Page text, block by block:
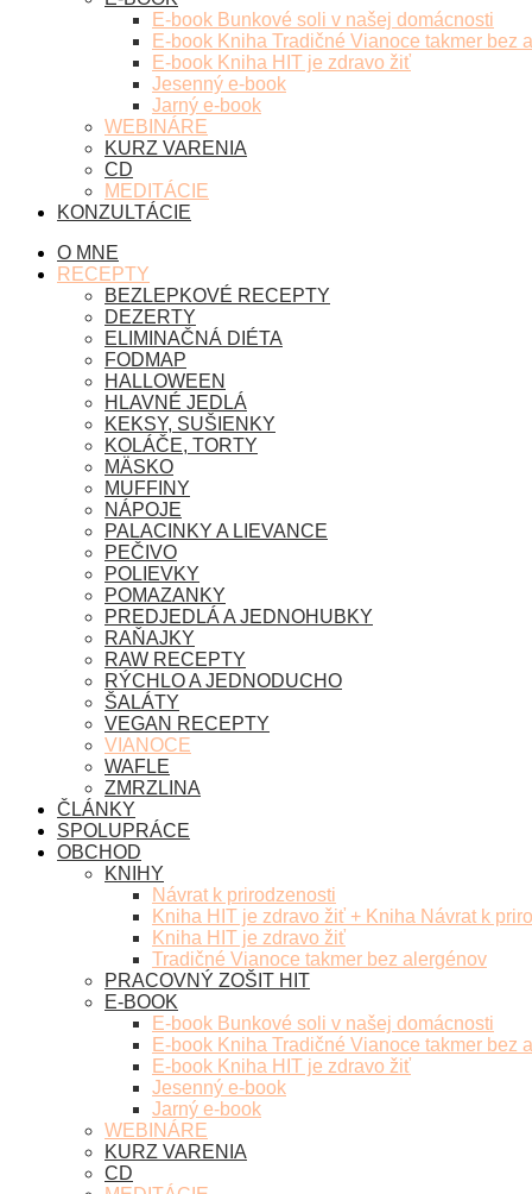
E-book Bunkové soli v našej domácnosti
E-book Kniha Tradičné Vianoce takmer bez
E-book Kniha HIT je zdravo žiť
Jesenný e-book
Jarný e-book
WEBINÁRE
KURZ VARENIA
CD
MEDITÁCIE
KONZULTÁCIE
O MNE
RECEPTY
BEZLEPKOVÉ RECEPTY
DEZERTY
ELIMINAČNÁ DIÉTA
FODMAP
HALLOWEEN
HLAVNÉ JEDLÁ
KEKSY, SUŠIENKY
KOLÁČE, TORTY
MÄSKO
MUFFINY
NÁPOJE
PALACINKY A LIEVANCE
PEČIVO
POLIEVKY
POMAZANKY
PREDJEDLÁ A JEDNOHUBKY
RAŇAJKY
RAW RECEPTY
RÝCHLO A JEDNODUCHO
ŠALÁTY
VEGAN RECEPTY
VIANOCE
WAFLE
ZMRZLINA
ČLÁNKY
SPOLUPRÁCE
OBCHOD
KNIHY
Návrat k prirodzenosti
Kniha HIT je zdravo žiť + Kniha Návrat k
Kniha HIT je zdravo žiť
Tradičné Vianoce takmer bez alergénov
PRACOVNÝ ZOŠIT HIT
E-BOOK
E-book Bunkové soli v našej domácnosti
E-book Kniha Tradičné Vianoce takmer bez
E-book Kniha HIT je zdravo žiť
Jesenný e-book
Jarný e-book
WEBINÁRE
KURZ VARENIA
CD